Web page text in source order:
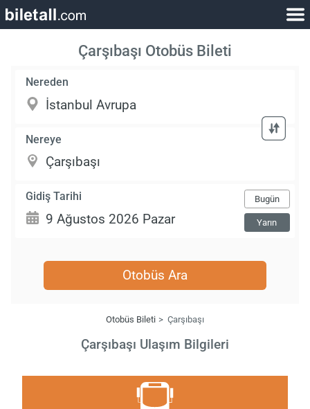
Çarşıbaşı Otobüs Bileti
Nereden
Nereye
Gidiş Tarihi Bugün
Yarın
Otobüs Ara
Otobüs Bileti Çarşıbaşı
Çarşıbaşı Ulaşım Bilgileri